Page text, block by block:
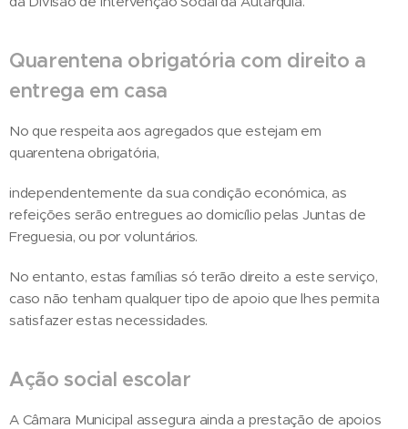
Quarentena obrigatória com direito a
entrega em casa
No que respeita aos agregados que estejam em
quarentena obrigatória,
independentemente da sua condição económica, as
refeições serão entregues ao domicílio pelas Juntas de
Freguesia, ou por voluntários.
No entanto, estas famílias só terão direito a este serviço,
caso não tenham qualquer tipo de apoio que lhes permita
satisfazer estas necessidades.
Ação social escolar
A Câmara Municipal assegura ainda a prestação de apoios